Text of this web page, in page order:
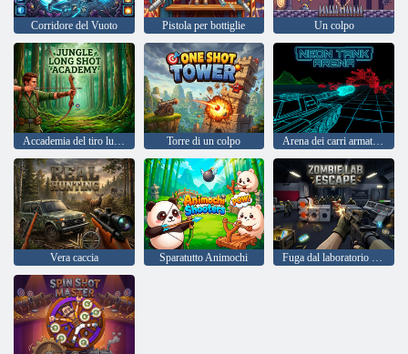
Corridore del Vuoto Pistola per bottiglie Un colpo
Accademia del tiro lungo nella giungla Torre di un colpo Arena dei carri armati al neon
Vera caccia Sparatutto Animochi